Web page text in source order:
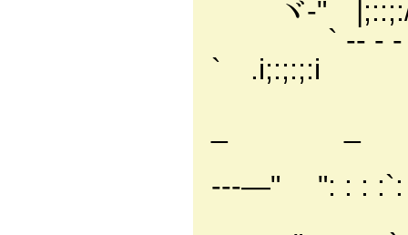
ヾ-" |;::;:/
` ‐- -
`
---―" ": : : :`: